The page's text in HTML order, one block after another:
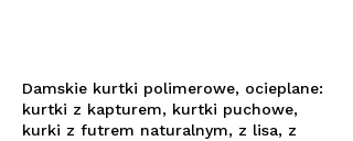
Damskie kurtki polimerowe, ocieplane:
kurtki z kapturem, kurtki puchowe,
kurki z futrem naturalnym, z lisa, z